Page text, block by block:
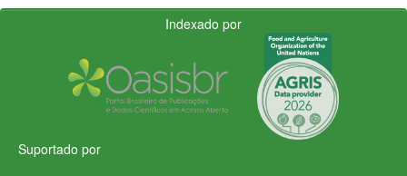
Indexado por
Suportado por